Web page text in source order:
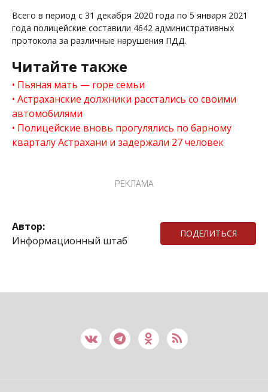
Всего в период с 31 декабря 2020 года по 5 января 2021
года полицейские составили 4642 административных
протокола за различные нарушения ПДД.
Читайте также
Пьяная мать — горе семьи
Астраханские должники расстались со своими
автомобилями
Полицейские вновь прогулялись по барному
кварталу Астрахани и задержали 27 человек
РЕКЛАМА
Автор:
Информационный штаб
ПОДЕЛИТЬСЯ